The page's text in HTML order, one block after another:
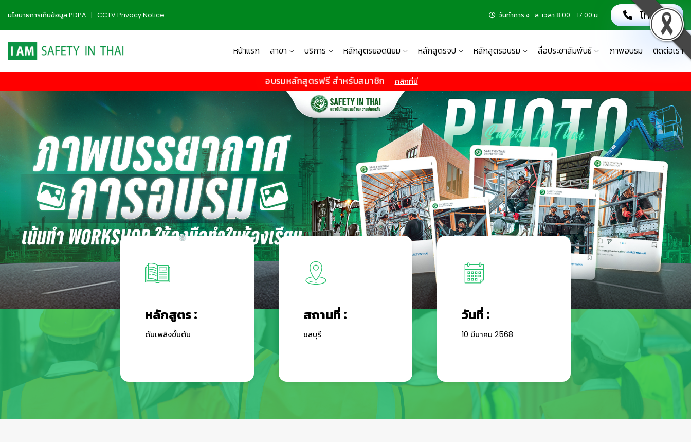
นโยบายการเก็บข้อมูล PDPA | CCTV Privacy Notice วันทำการ จ.-ส. เวลา 8.00 - 17.00 น. โทรเลย!
หน้าแรก สาขา บริการ หลักสูตรยอดนิยม หลักสูตรจป หลักสูตรอบรม สื่อประชาสัมพันธ์ ภาพอบรม ติดต่อเรา
อบรมหลักสูตรฟรี สำหรับสมาชิก คลิกที่นี่
👷‍♀
หลักสูตร :
ดับเพลิงขั้นต้น
สถานที่ :
ชลบุรี
วันที่ :
10 มีนาคม 2568